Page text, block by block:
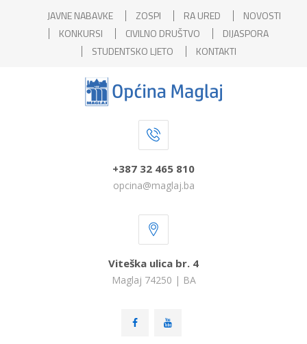
JAVNE NABAVKE ZOSPI RA URED
NOVOSTI
KONKURSI
CIVILNO DRUŠTVO
DIJASPORA
STUDENTSKO LJETO
KONTAKTI
+387 32 465 810
opcina@maglaj.ba
Viteška ulica br. 4
Maglaj 74250 | BA